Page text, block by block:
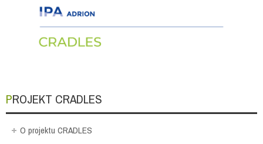
PROJEKT CRADLES
O projektu CRADLES